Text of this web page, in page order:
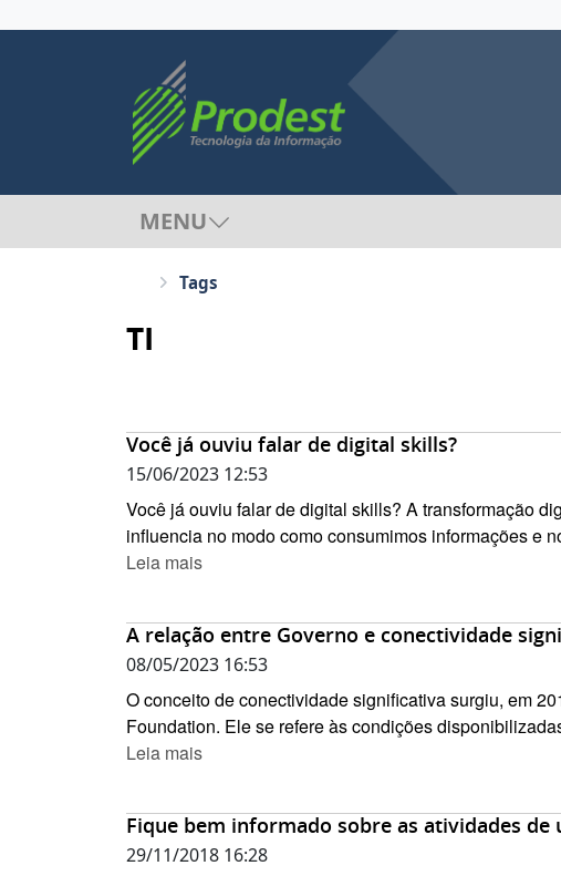
MENU
Tags
TI
Você já ouviu falar de digital skills?
15/06/2023 12:53
Você já ouviu falar de digital skills? A transformação
influencia no modo como consumimos informações e
Leia mais
A relação entre Governo e conectividade
08/05/2023 16:53
O conceito de conectividade significativa surgiu, em
Foundation. Ele se refere às condições
Leia mais
Fique bem informado sobre as atividades
29/11/2018 16:28